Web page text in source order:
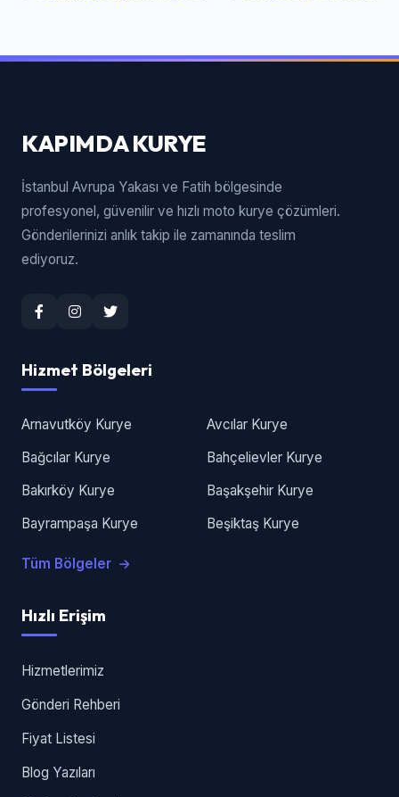
KAPIMDA KURYE
İstanbul Avrupa Yakası ve Fatih bölgesinde
profesyonel, güvenilir ve hızlı moto kurye çözümleri.
Gönderilerinizi anlık takip ile zamanında teslim
ediyoruz.
Hizmet Bölgeleri
Arnavutköy Kurye
Avcılar Kurye
Bağcılar Kurye
Bahçelievler Kurye
Bakırköy Kurye
Başakşehir Kurye
Bayrampaşa Kurye
Beşiktaş Kurye
Tüm Bölgeler
Hızlı Erişim
Hizmetlerimiz
Gönderi Rehberi
Fiyat Listesi
Blog Yazıları